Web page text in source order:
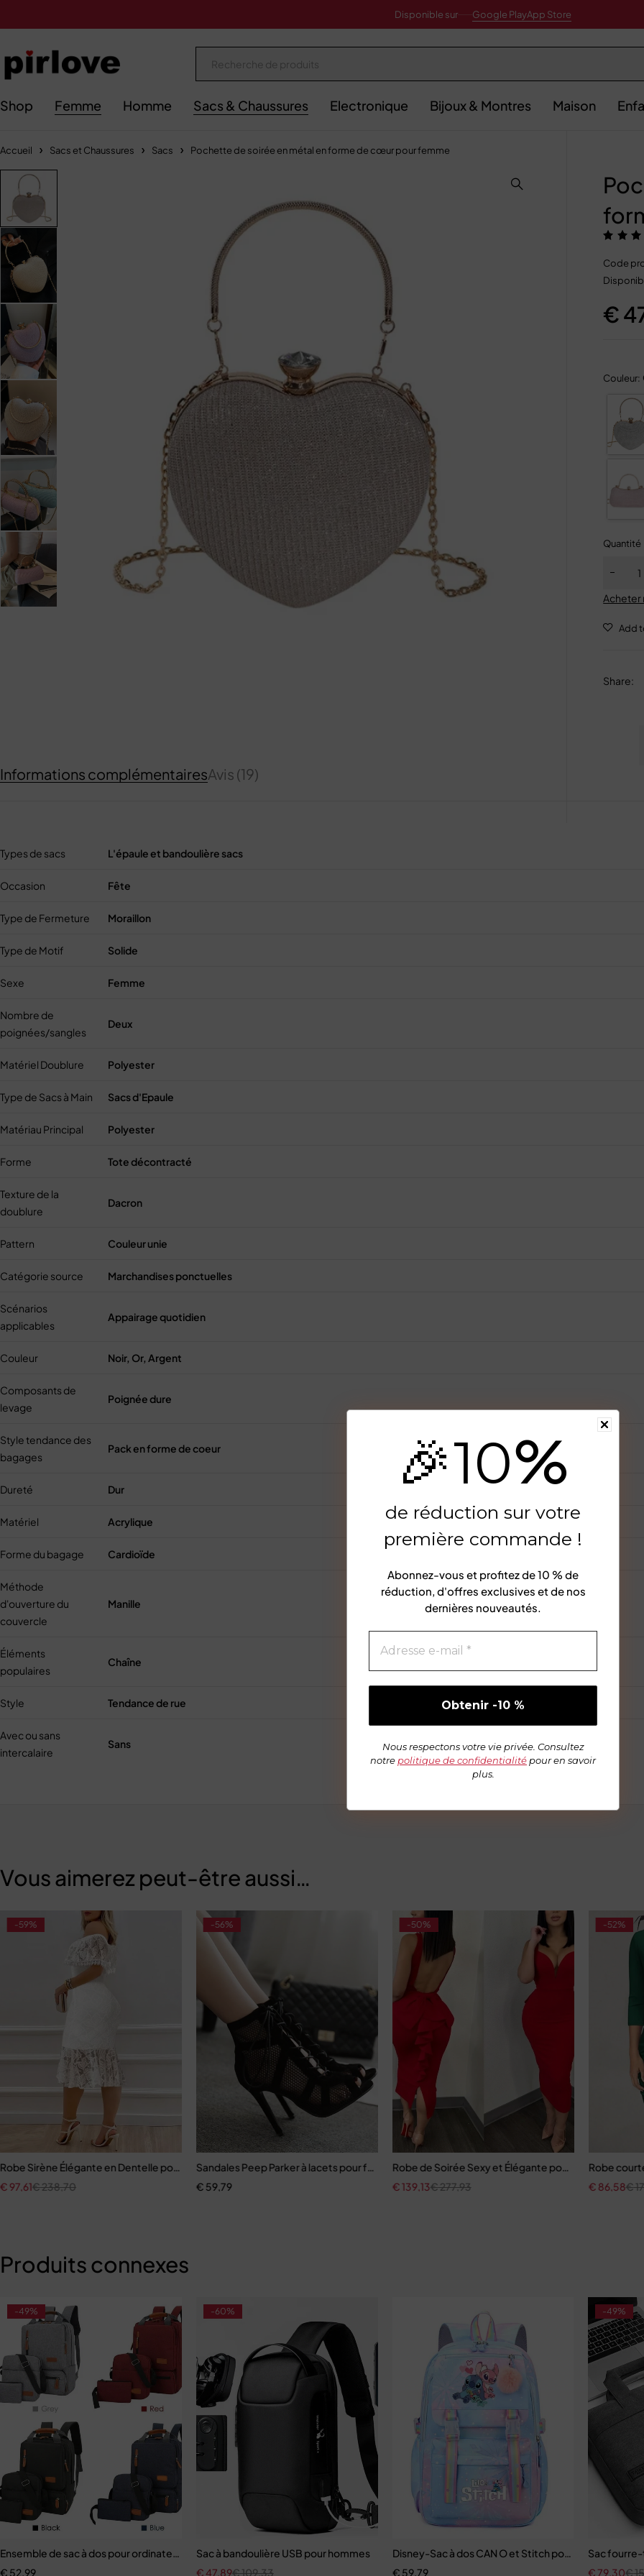
Disponible sur Google PlayApp Store
Shop Femme Homme Sacs & Chaussures Electronique Bijoux & Montres Maison
Accueil Sacs et Chaussures Sacs Pochette de soirée en métal en forme de cœur pour femme
Code
€
Couleur:
Quantité
Acheter
Share:
Informations complémentairesAvis (19)
Types de sacs L'épaule et bandoulière sacs
Occasion Fête
Type de Fermeture Moraillon
Type de Motif Solide
Sexe Femme
Nombre de
poignées/sangles
Deux
Matériel Doublure Polyester
Type de Sacs à Main Sacs d'Epaule
Matériau Principal Polyester
Forme Tote décontracté
Texture de la
doublure
Dacron
Pattern Couleur unie
Catégorie source Marchandises ponctuelles
Scénarios
applicables
Appairage quotidien
Couleur Noir, Or, Argent
Composants de
levage
Poignée dure
Style tendance des
bagages
Pack en forme de coeur
Dureté Dur
Matériel Acrylique
Forme du bagage Cardioïde
Méthode
d'ouverture du
couvercle
Manille
Éléments
populaires
Chaîne
Style Tendance de rue
Avec ou sans
intercalaire
Sans
Vous aimerez peut-être aussi…
pour femmes
-59%
Robe Sirène Élégante en Dentelle pour Femme
€238,70
€97,61
-56%
Sandales Peep Parker à lacets pour femmes
€ 59,79
-50%
Robe de Soirée Sexy et Élégante pour Femme
€277,93
€139,13
-52%
Robe
€
€ 86,58
Produits connexes
-49%
Ensemble de sac à dos pour ordinateur portable unisexe
€ 52,99
-60%
Sac à bandoulière USB pour hommes
€109,33
€ 47,89
Disney-Sac à dos CAN O et Stitch pour femme
€ 59,79
-49%
Sac
€
€ 79,30
🎉10%
de réduction sur votre
première commande !
Abonnez-vous et profitez de10 % de
réduction, d'offres exclusives et de nos
dernières nouveautés.
Nous respectons votre vie privée. Consultez
notre politique de confidentialité pour en savoir
plus.